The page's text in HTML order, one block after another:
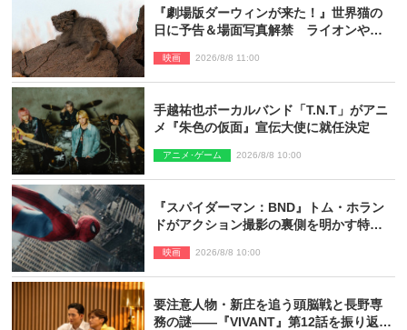
『劇場版ダーウィンが来た！』世界猫の
日に予告＆場面写真解禁 ライオンやマ
映画 2026/8/8 11:00
手越祐也ボーカルバンド「T.N.T」がアニ
メ『朱色の仮面』宣伝大使に就任決定
アニメ･ゲーム 2026/8/8 10:00
『スパイダーマン：BND』トム・ホラン
ドがアクション撮影の裏側を明かす特別
映画 2026/8/8 10:00
要注意人物・新庄を追う頭脳戦と長野専
務の謎――『VIVANT』第12話を振り返